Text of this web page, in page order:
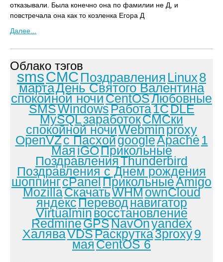
отказывали. Была конечно она по фамилии не Д, и
повстречала она как то козленка Егора Д
Далее...
Облако тэгов
smsСМС Поздравления Linux8
мартаДень Святого Валентина
спокойной ночиCentOSЛюбовные
SMSWindowsРабота1СDLE
MySQLзаработокСМСки
спокойной ночиWebminproxy
OpenVZс ПасхойgoogleApache 1
МаяiGOПрикольные
ПоздравленияThunderbird
Поздравления с Днем рождения
шоппингcPanelПрикольныеAmigo
MozillaСкачатьWHMownCloud
яндексПереводнавигатор
Virtualminвосстановление
RedmineGPSNavOnyandex
ХаляваVDSРаскрутка3proxy9
маяCentOS 6